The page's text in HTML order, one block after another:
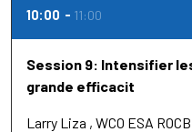
10:00 11:00
Session 9: Intensifier
grande efficacit
Larry Liza WCO ESA ROCB